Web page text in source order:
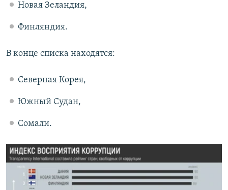
Новая Зеландия,
Финляндия.
В конце списка находятся:
Северная Корея,
Южный Судан,
Сомали.